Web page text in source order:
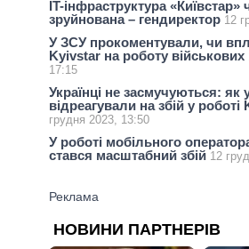
IT-інфраструктура «Київстар»
зруйнована – гендиректор 12
У ЗСУ прокоментували, чи
Kyivstar на роботу військових
17:15
Українці не засмучуються: як
відреагували на збій у роботі
грудня 2023, 13:50
У роботі мобільного
стався масштабний збій 12